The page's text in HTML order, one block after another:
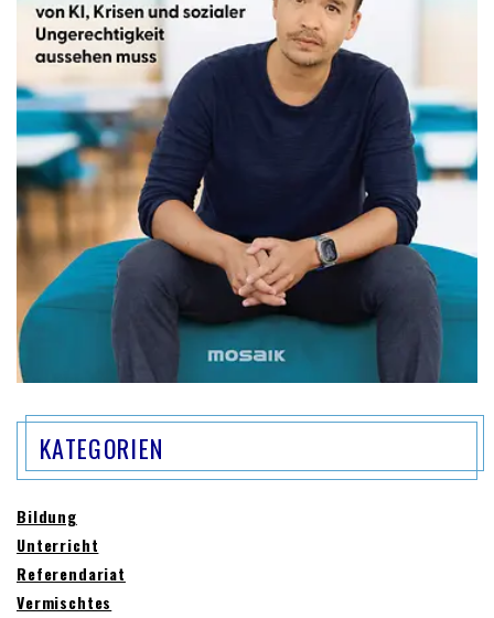
KATEGORIEN
Bildung
Unterricht
Referendariat
Vermischtes